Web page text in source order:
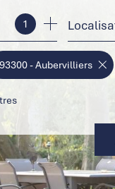
de l'ancien
de l'immo pro
1
93300 - Aubervilliers